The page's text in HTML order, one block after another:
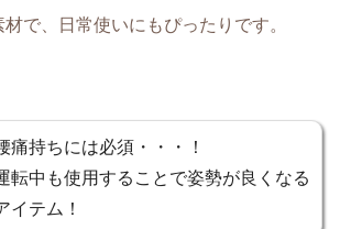
で、日常使いにもぴったりです。
痛持ちには必須・・・！
転中も使用することで姿勢が良くなる
イテム！